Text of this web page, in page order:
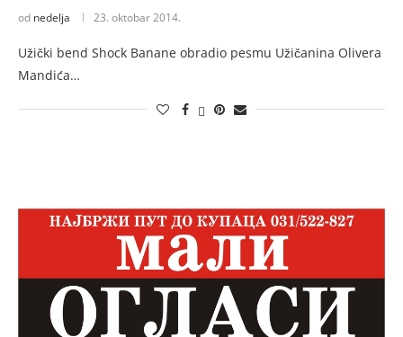
od nedelja 23. oktobar 2014.
Užički bend Shock Banane obradio pesmu Užičanina Olivera
Mandića…